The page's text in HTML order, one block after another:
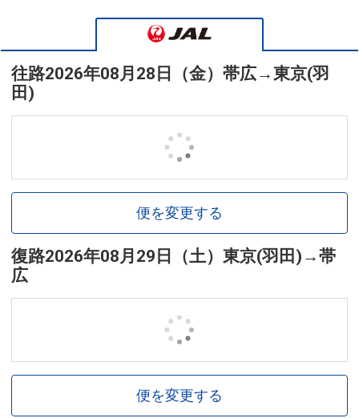
往路2026年08月28日（金） 帯広→東京(羽
田)
便を変更する
復路2026年08月29日（土） 東京(羽田) →帯
広
便を変更する